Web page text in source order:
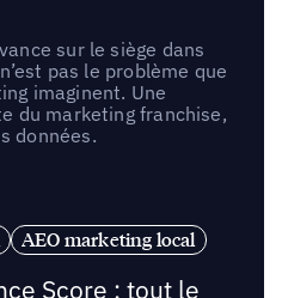
sur le siège dans
pas le problème que
imaginent. Une
du marketing franchise,
données.
AEO marketing local
Score : tout le